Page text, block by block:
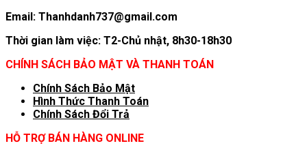
Email: Thanhdanh737@gmail.com
Thời gian làm việc: T2-Chủ nhật, 8h30-18h30
CHÍNH SÁCH BẢO MẬT VÀ THANH TOÁN
Chính Sách Bảo Mật
Hình Thức Thanh Toán
Chính Sách Đổi Trả
HỖ TRỢ BÁN HÀNG ONLINE